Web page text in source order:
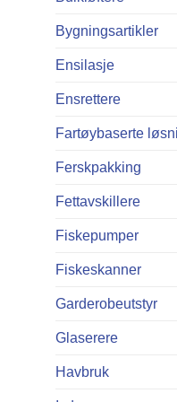
Bygningsartikler
Ensilasje
Ensrettere
Fartøybaserte
Ferskpakking
Fettavskillere
Fiskepumper
Fiskeskanner
Garderobeutstyr
Glaserere
Havbruk